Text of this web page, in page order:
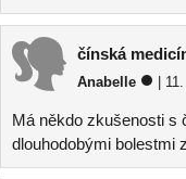
čínská
Anabelle |
Má někdo zkušenosti s
dlouhodobými bolestmi